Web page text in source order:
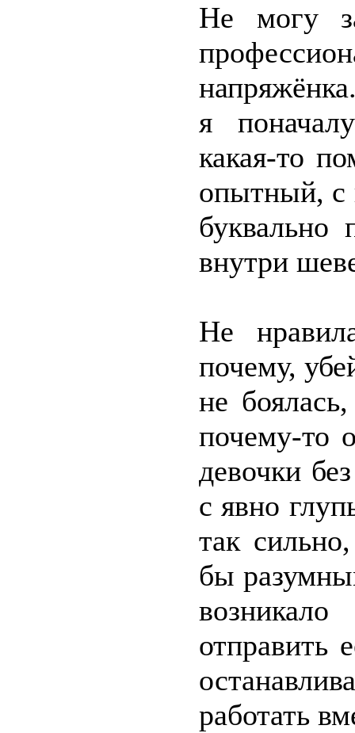
Не могу
я
какая-то
опытный, с
буквально
внутри
Не
почему,
не
почему-то
девочки
с явно
так
бы
отправить
работать